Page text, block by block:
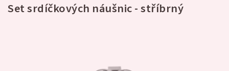
Set srdíčkových náušnic - stříbrný